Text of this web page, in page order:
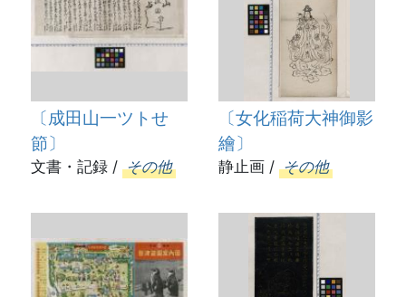
〔成田山一ツトせ
節〕
文書・記録 / その他
〔女化稲荷大神御影
繪〕
静止画 / その他